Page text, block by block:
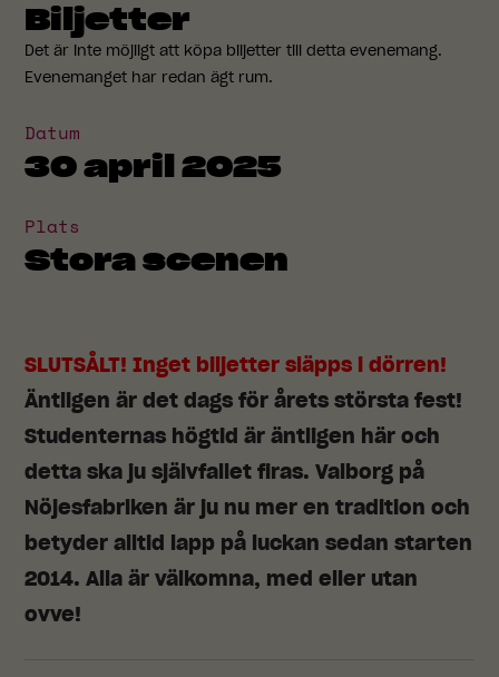
Biljetter
Det är inte möjligt att köpa biljetter till detta evenemang.
Evenemanget har redan ägt rum.
Datum
30 april 2025
Plats
Stora scenen
SLUTSÅLT! Inget biljetter släpps i dörren!
Äntligen är det dags för årets största fest!
Studenternas högtid är äntligen här och
detta ska ju självfallet firas. Valborg på
Nöjesfabriken är ju nu mer en tradition och
betyder alltid lapp på luckan sedan starten
2014. Alla är välkomna, med eller utan
ovve!